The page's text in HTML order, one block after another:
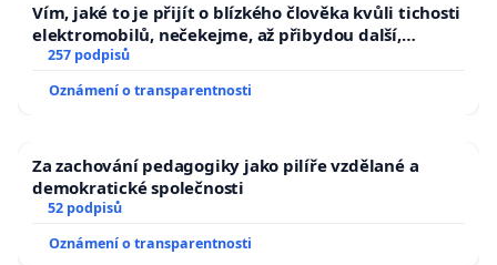
Vím, jaké to je přijít o blízkého člověka kvůli tichosti
elektromobilů, nečekejme, až přibydou další,
zaveďme slyšitelná auta!
257 podpisů
Oznámení o transparentnosti
Za zachování pedagogiky jako pilíře vzdělané a
demokratické společnosti
52 podpisů
Oznámení o transparentnosti